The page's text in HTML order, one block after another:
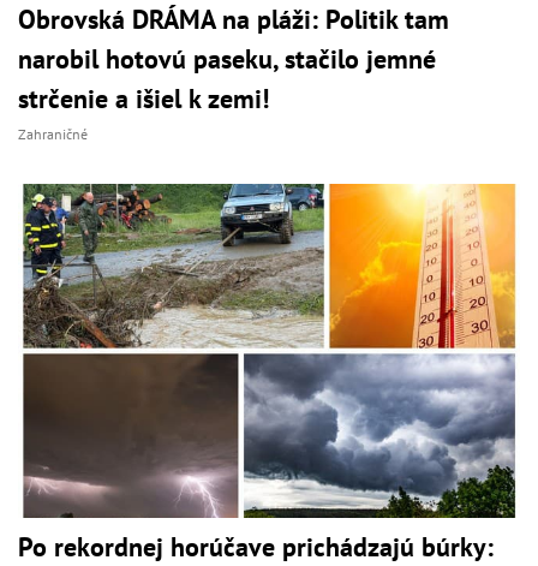
Obrovská DRÁMA na pláži: Politik tam
narobil hotovú paseku, stačilo jemné
strčenie a išiel k zemi!
Zahraničné
Po rekordnej horúčave prichádzajú búrky: